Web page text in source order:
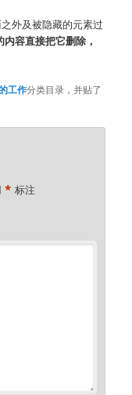
外及被隐藏的元素过
内容直接把它删除，
工作分类目录，并贴了
* 标注